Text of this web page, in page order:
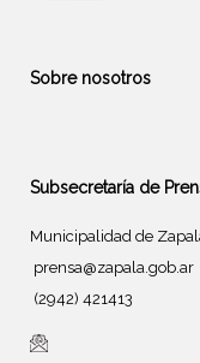
Sobre nosotros
Subsecretaría de
Municipalidad de
prensa@zapala.gob.ar
(2942) 421413